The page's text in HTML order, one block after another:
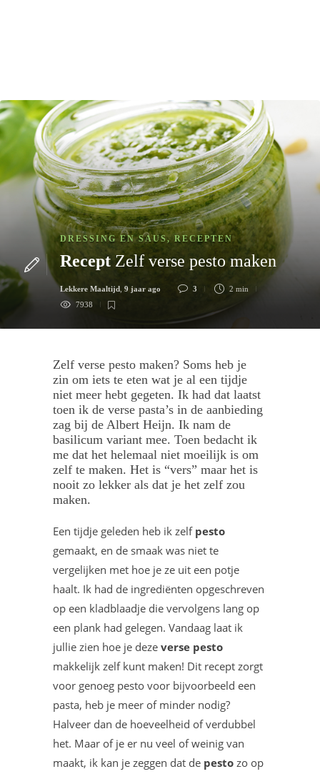
DRESSING EN SAUS, RECEPTEN
ReceptZelf verse pesto maken
Lekkere Maaltijd, 9 jaar ago 3
2 min
7938
Zelf verse pesto maken? Soms heb je
zin om iets te eten wat je al een tijdje
niet meer hebt gegeten. Ik had dat laatst
toen ik de verse pasta’s in de aanbieding
zag bij de Albert Heijn. Ik nam de
basilicum variant mee. Toen bedacht ik
me dat het helemaal niet moeilijk is om
zelf te maken. Het is “vers” maar het is
nooit zo lekker als dat je het zelf zou
maken.
Een tijdje geleden heb ik zelf pesto
gemaakt, en de smaak was niet te
vergelijken met hoe je ze uit een potje
haalt. Ik had de ingrediënten opgeschreven
op een kladblaadje die vervolgens lang op
een plank had gelegen. Vandaag laat ik
jullie zien hoe je deze verse pesto
makkelijk zelf kunt maken! Dit recept zorgt
voor genoeg pesto voor bijvoorbeeld een
pasta, heb je meer of minder nodig?
Halveer dan de hoeveelheid of verdubbel
het. Maar of je er nu veel of weinig van
maakt, ik kan je zeggen dat de pesto zo op